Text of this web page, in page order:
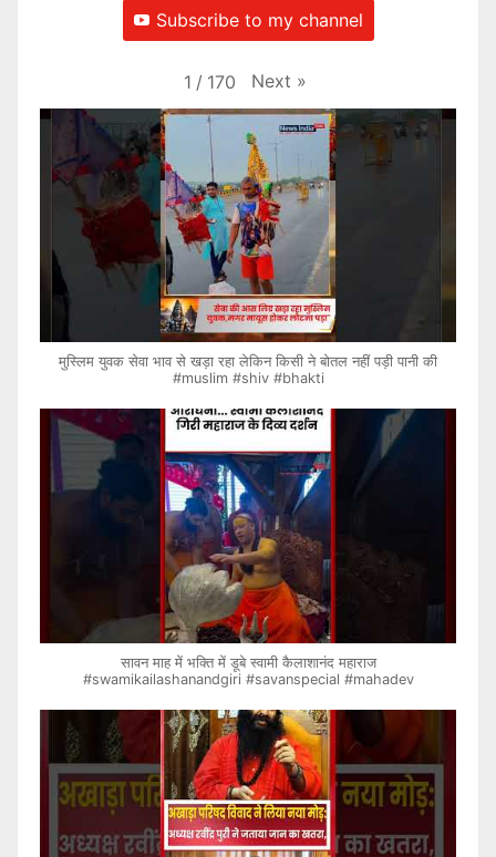
Subscribe to my channel
1 / 170 Next »
मुस्लिम युवक सेवा भाव से खड़ा रहा लेकिन किसी ने बोतल नहीं पड़ी पानी की
#muslim #shiv #bhakti
सावन माह में भक्ति में डूबे स्वामी कैलाशानंद महाराज
#swamikailashanandgiri #savanspecial #mahadev